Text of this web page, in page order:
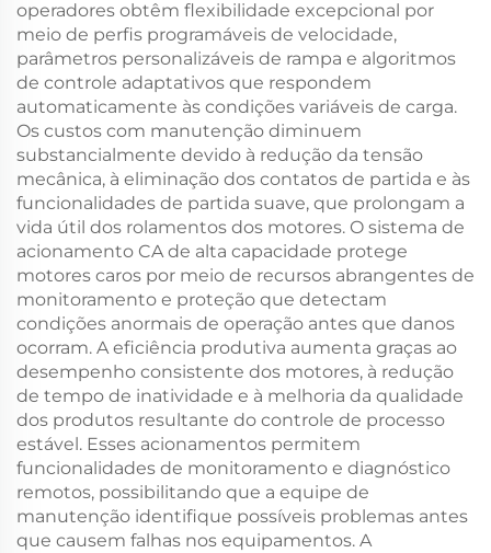
operadores obtêm flexibilidade excepcional por
meio de perfis programáveis de velocidade,
parâmetros personalizáveis de rampa e algoritmos
de controle adaptativos que respondem
automaticamente às condições variáveis de carga.
Os custos com manutenção diminuem
substancialmente devido à redução da tensão
mecânica, à eliminação dos contatos de partida e às
funcionalidades de partida suave, que prolongam a
vida útil dos rolamentos dos motores. O sistema de
acionamento CA de alta capacidade protege
motores caros por meio de recursos abrangentes de
monitoramento e proteção que detectam
condições anormais de operação antes que danos
ocorram. A eficiência produtiva aumenta graças ao
desempenho consistente dos motores, à redução
de tempo de inatividade e à melhoria da qualidade
dos produtos resultante do controle de processo
estável. Esses acionamentos permitem
funcionalidades de monitoramento e diagnóstico
remotos, possibilitando que a equipe de
manutenção identifique possíveis problemas antes
que causem falhas nos equipamentos. A